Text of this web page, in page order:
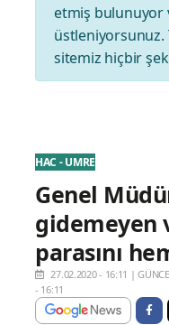
etmiş bulunuyor
üstleniyorsunuz.
sitemiz hiçbir
HAC - UMRE
Genel
gidemeyen
parasını
27.02.2020 - 16:11 |
- 16:11